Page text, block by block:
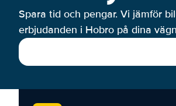
Spara tid och pengar. Vi jämför
erbjudanden i Hobro på dina